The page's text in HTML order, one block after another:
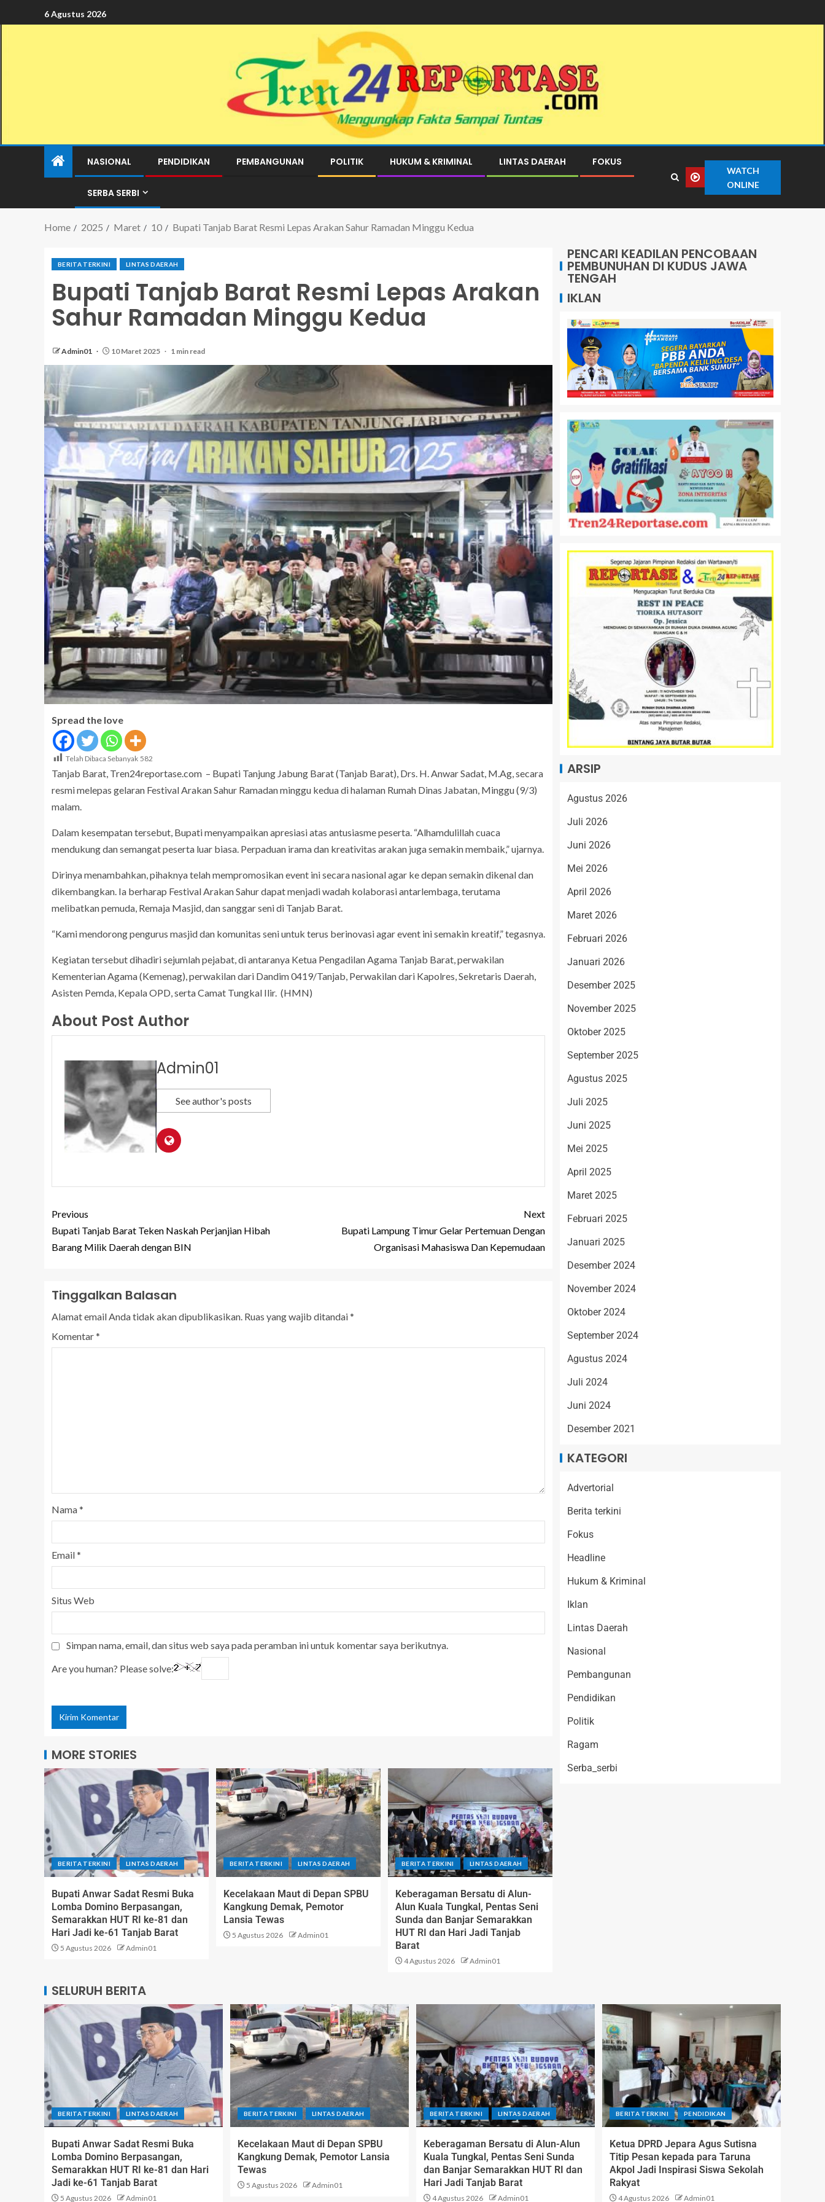
6 Agustus 2026
NASIONAL PENDIDIKAN PEMBANGUNAN POLITIK HUKUM & KRIMINAL LINTAS DAERAH FOKUS
SERBA SERBI
WATCH
ONLINE
Home 2025 Maret 10 Bupati Tanjab Barat Resmi Lepas Arakan Sahur Ramadan Minggu Kedua
BERITA TERKINI LINTAS DAERAH
Bupati Tanjab Barat Resmi Lepas Arakan
Sahur Ramadan Minggu Kedua
Admin01 10 Maret 2025 1 min read
Spread the love
Telah Dibaca Sebanyak 582
Tanjab Barat, Tren24reportase.com – Bupati Tanjung Jabung Barat (Tanjab Barat), Drs. H. Anwar Sadat, M.Ag, secara
resmi melepas gelaran Festival Arakan Sahur Ramadan minggu kedua di halaman Rumah Dinas Jabatan, Minggu (9/3)
malam.
Dalam kesempatan tersebut, Bupati menyampaikan apresiasi atas antusiasme peserta. “Alhamdulillah cuaca
mendukung dan semangat peserta luar biasa. Perpaduan irama dan kreativitas arakan juga semakin membaik,” ujarnya.
Dirinya menambahkan, pihaknya telah mempromosikan event ini secara nasional agar ke depan semakin dikenal dan
dikembangkan. Ia berharap Festival Arakan Sahur dapat menjadi wadah kolaborasi antarlembaga, terutama
melibatkan pemuda, Remaja Masjid, dan sanggar seni di Tanjab Barat.
“Kami mendorong pengurus masjid dan komunitas seni untuk terus berinovasi agar event ini semakin kreatif,” tegasnya.
Kegiatan tersebut dihadiri sejumlah pejabat, di antaranya Ketua Pengadilan Agama Tanjab Barat, perwakilan
Kementerian Agama (Kemenag), perwakilan dari Dandim 0419/Tanjab, Perwakilan dari Kapolres, Sekretaris Daerah,
Asisten Pemda, Kepala OPD, serta Camat Tungkal Ilir. (HMN)
About Post Author
Admin01
See author's posts
Previous
Bupati Tanjab Barat Teken Naskah Perjanjian Hibah
Barang Milik Daerah dengan BIN
Next
Bupati Lampung Timur Gelar Pertemuan Dengan
Organisasi Mahasiswa Dan Kepemudaan
Tinggalkan Balasan
Alamat email Anda tidak akan dipublikasikan. Ruas yang wajib ditandai*
Komentar*
Nama*
Email*
Situs Web
Simpan nama, email, dan situs web saya pada peramban ini untuk komentar saya berikutnya.
Are you human? Please solve:
MORE STORIES
BERITA TERKINI LINTAS DAERAH
Bupati Anwar Sadat Resmi Buka
Lomba Domino Berpasangan,
Semarakkan HUT RI ke-81 dan
Hari Jadi ke-61 Tanjab Barat
5 Agustus 2026 Admin01
BERITA TERKINI LINTAS DAERAH
Kecelakaan Maut di Depan SPBU
Kangkung Demak, Pemotor
Lansia Tewas
5 Agustus 2026 Admin01
BERITA TERKINI LINTAS DAERAH
Keberagaman Bersatu di Alun-
Alun Kuala Tungkal, Pentas Seni
Sunda dan Banjar Semarakkan
HUT RI dan Hari Jadi Tanjab
Barat
4 Agustus 2026 Admin01
PENCARI KEADILAN PENCOBAAN
PEMBUNUHAN DI KUDUS JAWA
TENGAH
IKLAN
ARSIP
Agustus 2026
Juli 2026
Juni 2026
Mei 2026
April 2026
Maret 2026
Februari 2026
Januari 2026
Desember 2025
November 2025
Oktober 2025
September 2025
Agustus 2025
Juli 2025
Juni 2025
Mei 2025
April 2025
Maret 2025
Februari 2025
Januari 2025
Desember 2024
November 2024
Oktober 2024
September 2024
Agustus 2024
Juli 2024
Juni 2024
Desember 2021
KATEGORI
Advertorial
Berita terkini
Fokus
Headline
Hukum & Kriminal
Iklan
Lintas Daerah
Nasional
Pembangunan
Pendidikan
Politik
Ragam
Serba_serbi
SELURUH BERITA
BERITA TERKINI LINTAS DAERAH
Bupati Anwar Sadat Resmi Buka
Lomba Domino Berpasangan,
Semarakkan HUT RI ke-81 dan Hari
Jadi ke-61 Tanjab Barat
5 Agustus 2026 Admin01
BERITA TERKINI LINTAS DAERAH
Kecelakaan Maut di Depan SPBU
Kangkung Demak, Pemotor Lansia
Tewas
5 Agustus 2026 Admin01
BERITA TERKINI LINTAS DAERAH
Keberagaman Bersatu di Alun-Alun
Kuala Tungkal, Pentas Seni Sunda
dan Banjar Semarakkan HUT RI dan
Hari Jadi Tanjab Barat
4 Agustus 2026 Admin01
BERITA TERKINI PENDIDIKAN
Ketua DPRD Jepara Agus Sutisna
Titip Pesan kepada para Taruna
Akpol Jadi Inspirasi Siswa Sekolah
Rakyat
4 Agustus 2026 Admin01